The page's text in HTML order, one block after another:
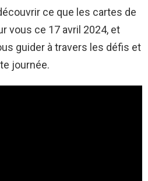
ce que les cartes de
vous ce 17 avril 2024, et
guider à travers les défis et
journée.